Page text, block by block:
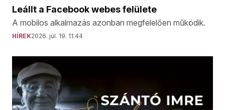
Leállt a Facebook webes felülete
A mobilos alkalmazás azonban megfelelően működik.
HÍREK2026. júl. 19. 11:44